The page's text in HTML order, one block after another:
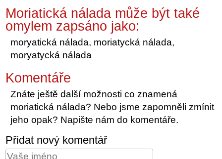
Moriatická nálada může být také
omylem zapsáno jako:
moryatická nálada, moriatycká nálada,
moryatycká nálada
Komentáře
Znáte ještě další možnosti co znamená
moriatická nálada? Nebo jsme zapomněli zmínit
jeho opak? Napište nám do komentáře.
Přidat nový komentář